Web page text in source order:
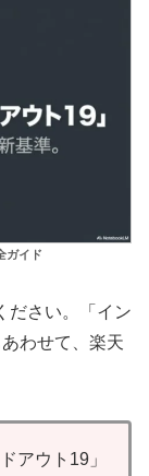
ガイド
ださい。「イン
わせて、楽天
アウト19」